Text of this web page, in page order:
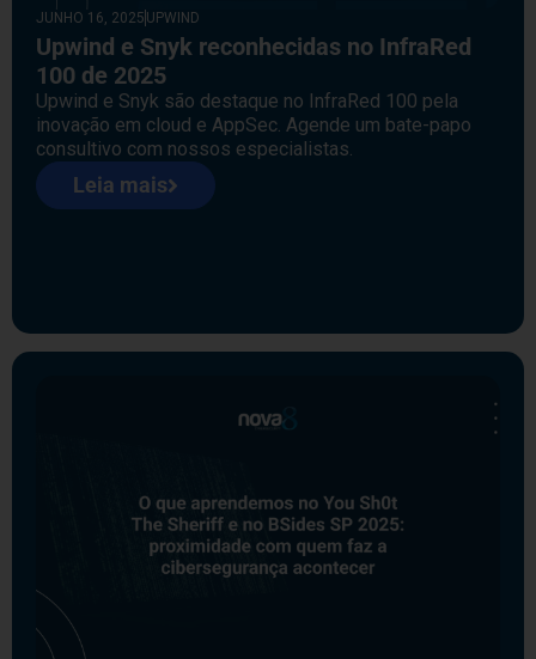
JUNHO 16, 2025 UPWIND
Upwind e Snyk reconhecidas no InfraRed
100 de 2025
Upwind e Snyk são destaque no InfraRed 100 pela
inovação em cloud e AppSec. Agende um bate-papo
consultivo com nossos especialistas.
Leia mais